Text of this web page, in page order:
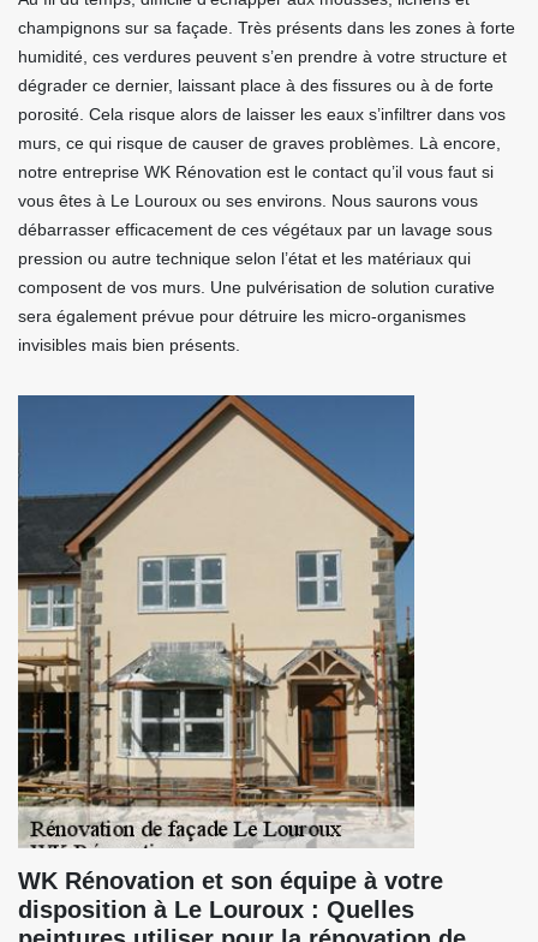
champignons sur sa façade. Très présents dans les zones à forte
humidité, ces verdures peuvent s’en prendre à votre structure et
dégrader ce dernier, laissant place à des fissures ou à de forte
porosité. Cela risque alors de laisser les eaux s’infiltrer dans vos
murs, ce qui risque de causer de graves problèmes. Là encore,
notre entreprise WK Rénovation est le contact qu’il vous faut si
vous êtes à Le Louroux ou ses environs. Nous saurons vous
débarrasser efficacement de ces végétaux par un lavage sous
pression ou autre technique selon l’état et les matériaux qui
composent de vos murs. Une pulvérisation de solution curative
sera également prévue pour détruire les micro-organismes
invisibles mais bien présents.
WK Rénovation et son équipe à votre
disposition à Le Louroux : Quelles